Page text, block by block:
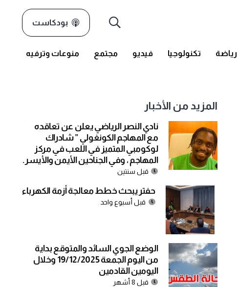
بودكاست
رياضة تكنولوجيا فيديو مجتمع منوعات وترفيه
المزيد من الأخبار
نادي النصر الرياضي يعلن عن تعاقده
مع المهاجم الكونغولي ” شادراك
لوكومبي المتميز في اللعب في مركز
المهاجم ، وفي الجناحين الأيمن والأيسر.
قبل سنتين
حفتر يبحث خطط معالجة أزمة الكهرباء
قبل أسبوع واحد
الوضع الجوي السائد والمتوقع بداية
من اليوم الجمعة 19/12/2025 وخلال
اليومين القادمين
قبل 8 أشهر